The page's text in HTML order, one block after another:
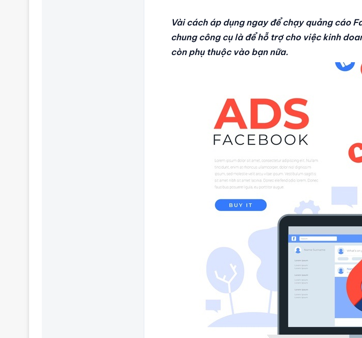
Vài cách áp dụng ngay để chạy quảng cáo
chung công cụ là để hỗ trợ cho việc kinh
còn phụ thuộc vào bạn nữa.